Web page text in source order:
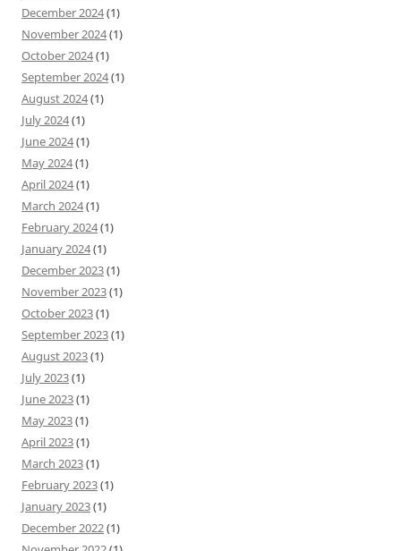
December 2024(1)
November 2024(1)
October 2024(1)
September 2024(1)
August 2024(1)
July 2024(1)
June 2024(1)
May 2024(1)
April 2024(1)
March 2024(1)
February 2024(1)
January 2024(1)
December 2023(1)
November 2023(1)
October 2023(1)
September 2023(1)
August 2023(1)
July 2023(1)
June 2023(1)
May 2023(1)
April 2023(1)
March 2023(1)
February 2023(1)
January 2023(1)
December 2022(1)